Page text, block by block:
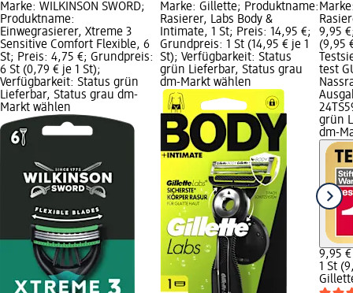
Marke: WILKINSON SWORD;
Produktname:
Einwegrasierer, Xtreme 3
Sensitive Comfort Flexible, 6
St; Preis: 4,75 €; Grundpreis:
6 St (0,79 € je 1 St);
Verfügbarkeit: Status grün
Lieferbar, Status grau dm-
Markt wählen
Marke: Gillette; Produktname:
Rasierer, Labs Body &
Intimate, 1 St; Preis: 14,95 €;
Grundpreis: 1 St (14,95 € je 1
St); Verfügbarkeit: Status
grün Lieferbar, Status grau
dm-Markt wählen
9,95
(9,95
test
grün
dm-
9,95 €
1 St